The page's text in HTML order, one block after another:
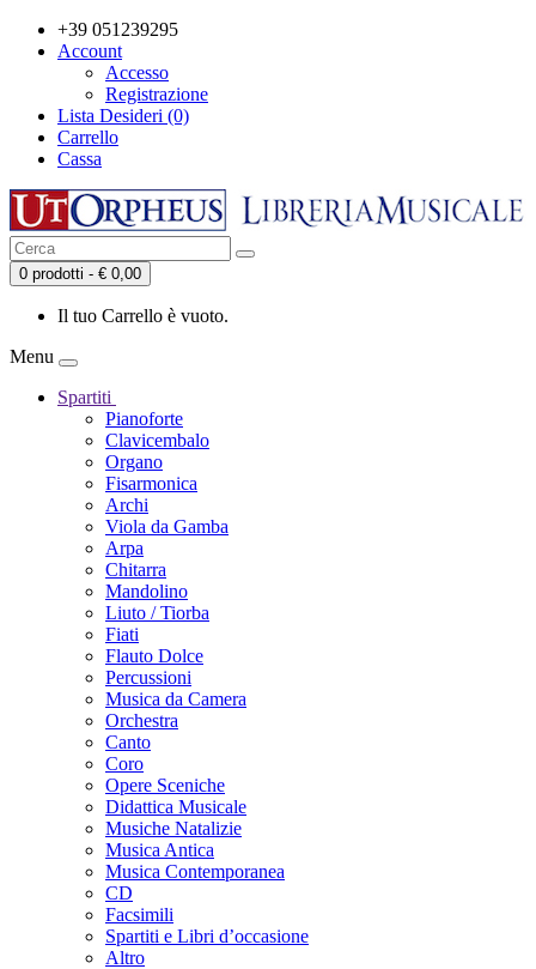
+39 051239295
Account
Accesso
Registrazione
Lista Desideri (0)
Carrello
Cassa
0 prodotti - € 0,00
Il tuo Carrello è vuoto.
Menu
Spartiti
Pianoforte
Clavicembalo
Organo
Fisarmonica
Archi
Viola da Gamba
Arpa
Chitarra
Mandolino
Liuto / Tiorba
Fiati
Flauto Dolce
Percussioni
Musica da Camera
Orchestra
Canto
Coro
Opere Sceniche
Didattica Musicale
Musiche Natalizie
Musica Antica
Musica Contemporanea
CD
Facsimili
Spartiti e Libri d’occasione
Altro